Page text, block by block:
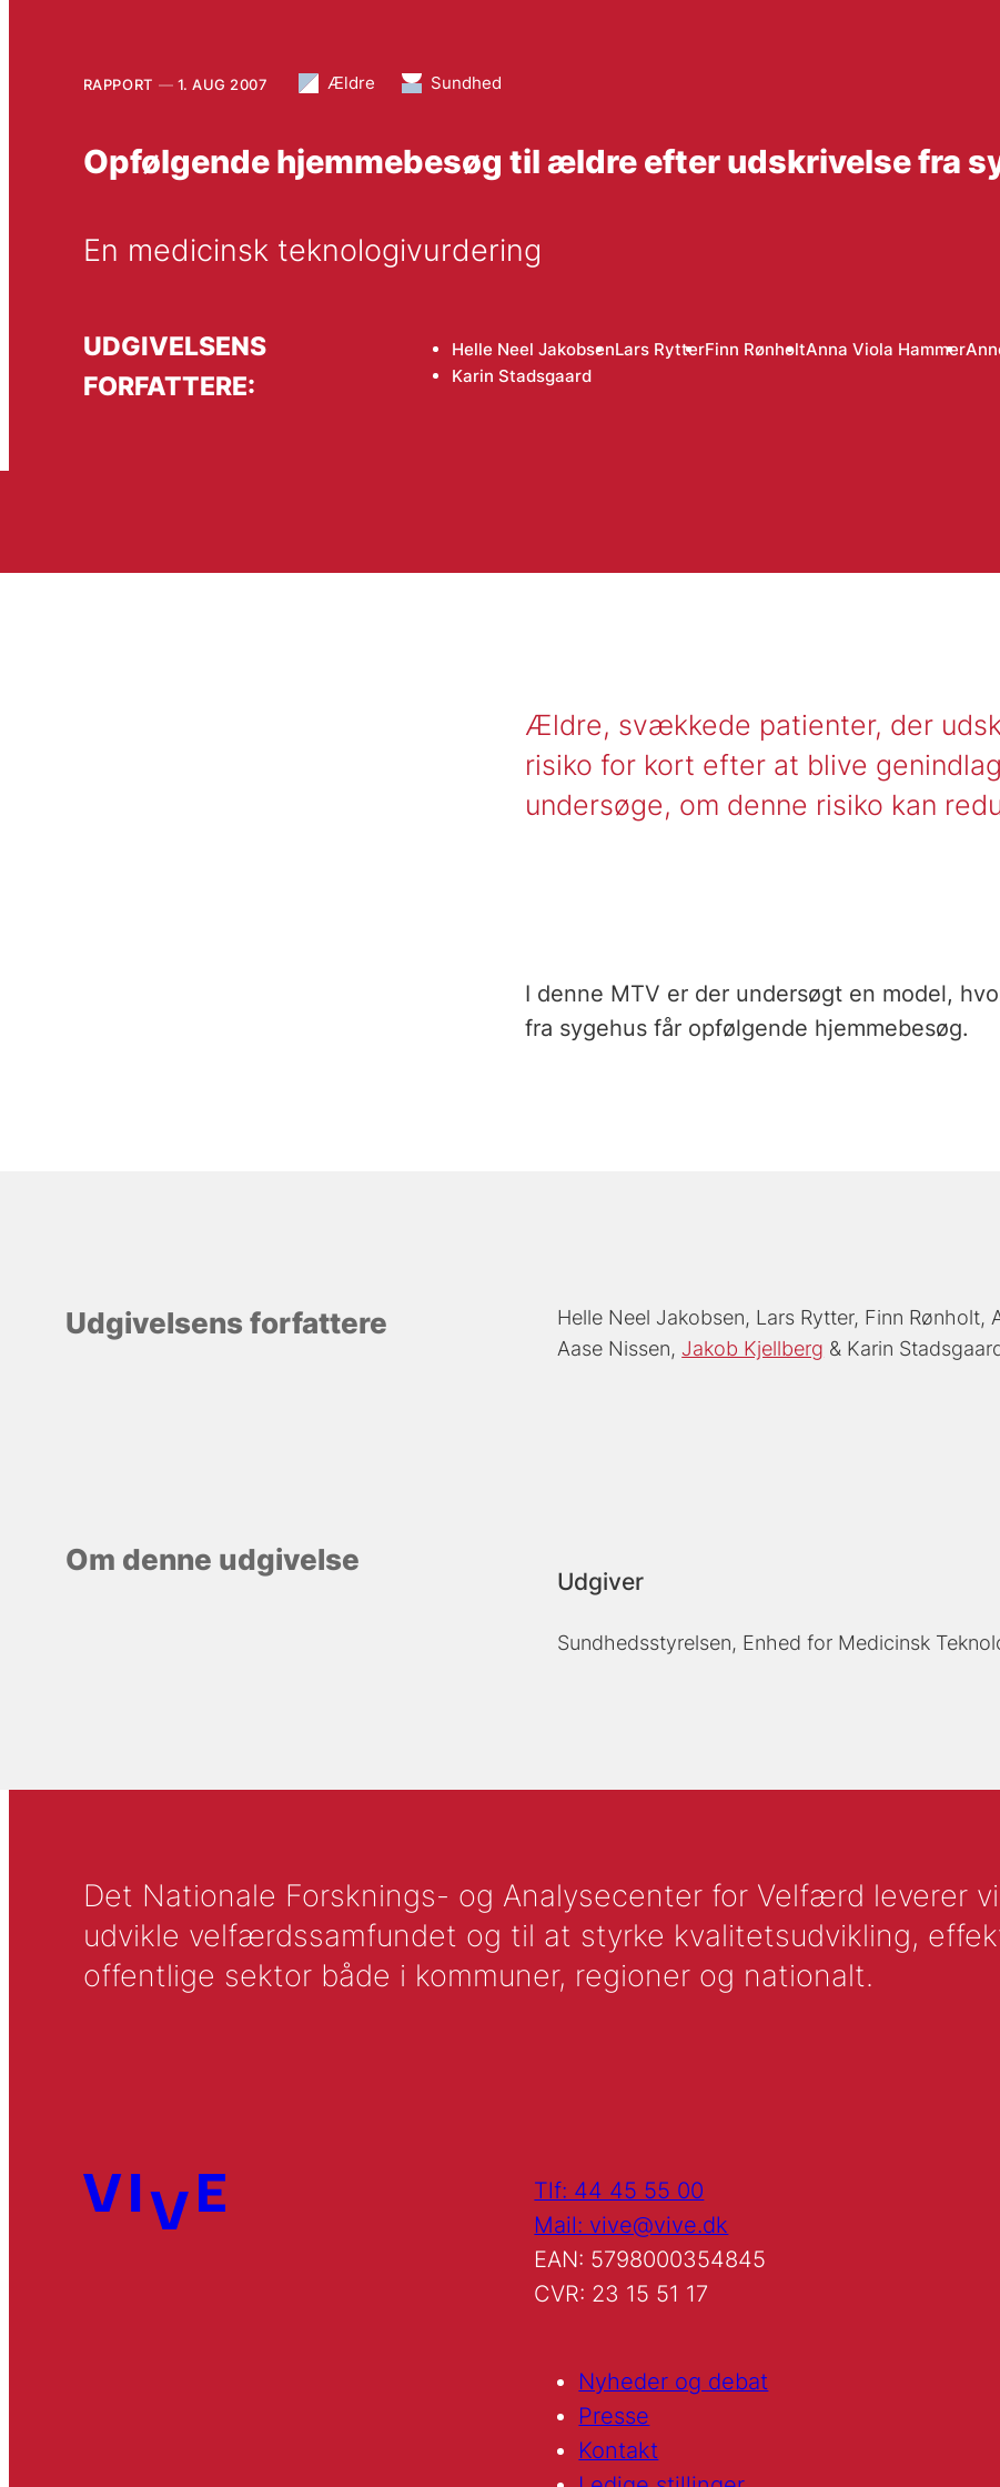
RAPPORT 1. AUG 2007 Ældre Sundhed
Opfølgende hjemmebesøg til ældre efter udskrivelse fra
En medicinsk teknologivurdering
UDGIVELSENS
FORFATTERE:
Helle Neel JakobsenLars RytterFinn RønholtAnna Viola Hammer
Karin Stadsgaard
Ældre, svækkede patienter, der
risiko for kort efter at blive
undersøge, om denne risiko kan
I denne MTV er der undersøgt en model,
fra sygehus får opfølgende hjemmebesøg.
Udgivelsens forfattere Helle Neel Jakobsen Lars Rytter Finn Rønholt
Aase Nissen Jakob Kjellberg Karin
Om denne udgivelse
Udgiver
Sundhedsstyrelsen, Enhed for Medicinsk
Det Nationale Forsknings- og Analysecenter for Velfærd leverer
udvikle velfærdssamfundet og til at styrke kvalitetsudvikling,
offentlige sektor både i kommuner, regioner og nationalt.
Tlf: 44 45 55 00
Mail: vive@vive.dk
EAN: 5798000354845
CVR: 23 15 51 17
Nyheder og debat
Presse
Kontakt